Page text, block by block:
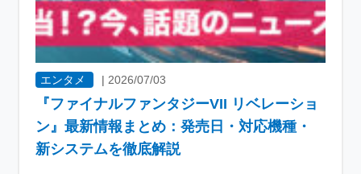
エンタメ |2026/07/03
『ファイナルファンタジーVII リベレーショ
ン』最新情報まとめ：発売日・対応機種・
新システムを徹底解説